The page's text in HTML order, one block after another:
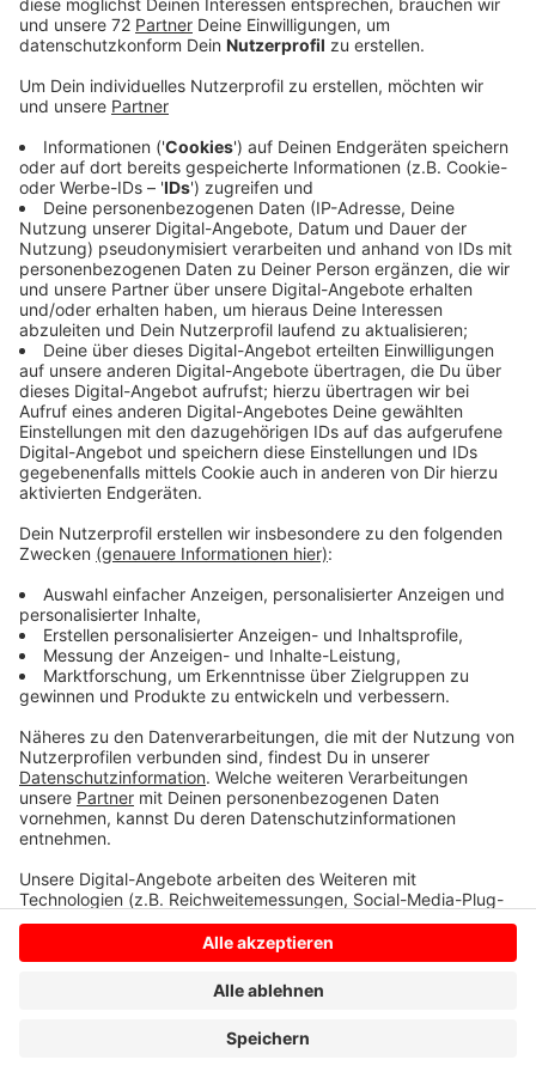
Es war eine zähe Begegnung. Das intensive
Trainingslager in Holland war der Mannschaft
anzumerken. In den kommenden Tagen gibt es den
neue Saison in der Regionalliga am Freitag mit einem
Auswärtsspiel beim starken SV Rödinghausen in
Ostwestfalen.
Die Volleyball-Frauen des Bundesligisten USC Münster
schlagen den Ligakonkurrenten Ladies in Black Aachen
mit 3:1 in einem Testspiel. Es war die erste Partie nach
der Corona-Pause. Die neue Bundesligasaison beginnt
Anfang Oktober.
Der Kreispokal ist heute das Ziel für die Fußball-
Frauen des VfL Billerbeck. Sie gehen als Favorit in das
Endspiel gegen die Spielvereinigung Vreden. Das Finale
sich bewusst für Gescher entschieden. Passend zum
Fußballbund. Der SV Gescher gilt als einer der Pioniere
in Sachen Frauenfußball.
Anzeige